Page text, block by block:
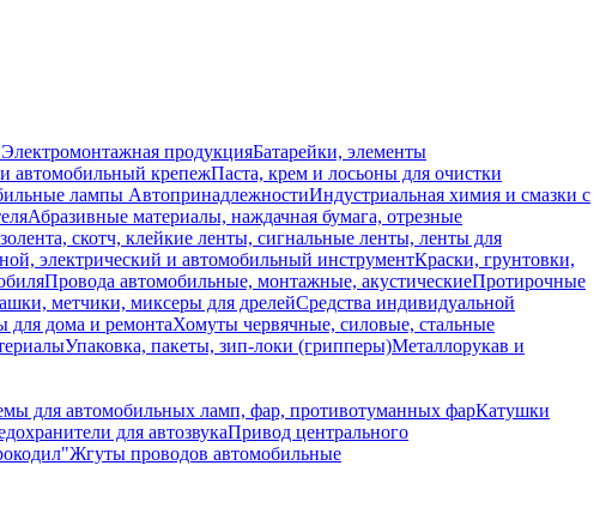
Электромонтажная продукцияБатарейки, элементы
автомобильный крепежПаста, крем и лосьоны для очистки
лампы АвтопринадлежностиИндустриальная химия и смазки с
Абразивные материалы, наждачная бумага, отрезные
скотч, клейкие ленты, сигнальные ленты, ленты для
электрический и автомобильный инструментКраски, грунтовки,
Провода автомобильные, монтажные, акустическиеПротирочные
метчики, миксеры для дрелейСредства индивидуальной
для дома и ремонтаХомуты червячные, силовые, стальные
Упаковка, пакеты, зип-локи (грипперы)Металлорукав и
для автомобильных ламп, фар, противотуманных фарКатушки
для автозвукаПривод центрального
Жгуты проводов автомобильные